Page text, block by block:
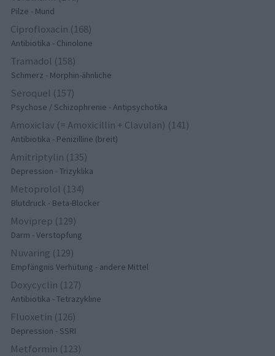
Pilze - Mund
Ciprofloxacin (168)
Antibiotika - Chinolone
Tramadol (158)
Schmerz - Morphin-ähnliche
Seroquel (157)
Psychose / Schizophrenie - Antipsychotika
Amoxiclav (= Amoxicillin + Clavulan) (141)
Antibiotika - Penizilline (breit)
Amitriptylin (135)
Depression - Trizyklika
Metoprolol (134)
Blutdruck - Beta-Blocker
Moviprep (129)
Darm - Verstopfung
Nuvaring (129)
Empfängnis Verhütung - andere Mittel
Doxycyclin (127)
Antibiotika - Tetrazykline
Fluoxetin (126)
Depression - SSRI
Metformin (123)